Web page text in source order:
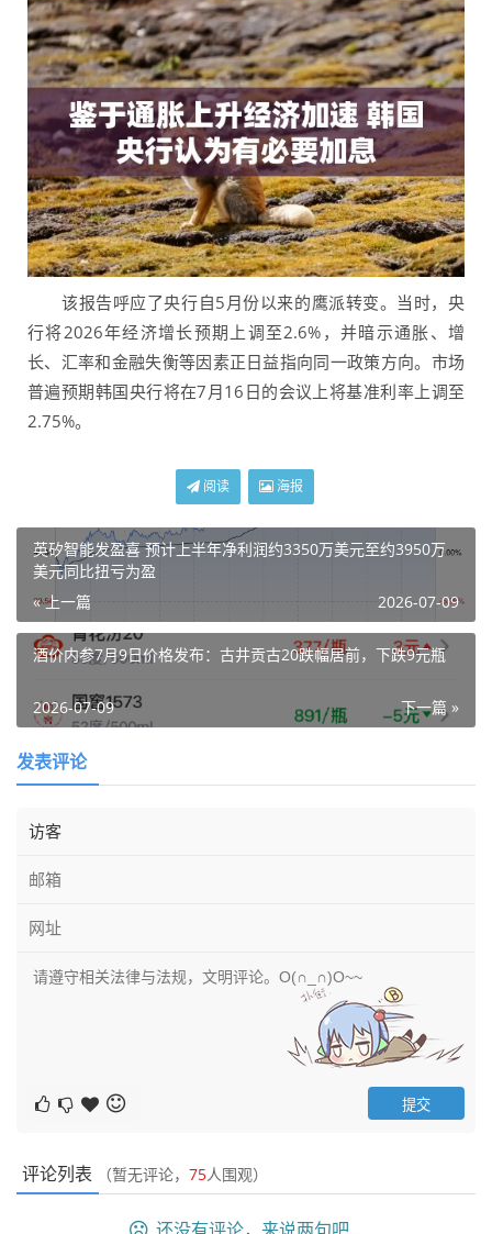
该报告呼应了央行自5月份以来的鹰派转变。当时，央
行将2026年经济增长预期上调至2.6%，并暗示通胀、增
长、汇率和金融失衡等因素正日益指向同一政策方向。市场
普遍预期韩国央行将在7月16日的会议上将基准利率上调至
2.75%。
阅读 海报
英矽智能发盈喜 预计上半年净利润约3350万美元至约3950万
美元同比扭亏为盈
« 上一篇
2026-07-09
酒价内参7月9日价格发布：古井贡古20跌幅居前，下跌9元瓶
下一篇 »
2026-07-09
发表评论
评论列表 （暂无评论， 75人围观）